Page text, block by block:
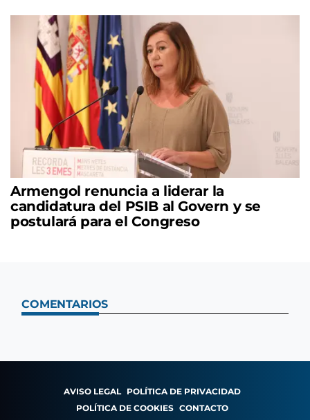
Armengol renuncia a liderar la
candidatura del PSIB al Govern y se
postulará para el Congreso
COMENTARIOS
AVISO LEGAL POLÍTICA DE PRIVACIDAD
POLÍTICA DE COOKIES CONTACTO